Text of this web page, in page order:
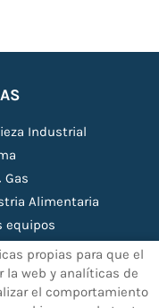
propias para que el
la web y analíticas de
el comportamiento
Industrial
Alimentaria
equipos